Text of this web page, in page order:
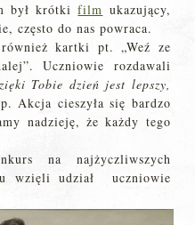
był krótkifilm ukazujący,
często do nas powraca.
kartki pt. „Weź ze
Uczniowie rozdawali
Tobie dzień jest lepszy,
Akcja cieszyła się bardzo
nadzieję, że każdy tego
na najżyczliwszych
wzięli udział uczniowie